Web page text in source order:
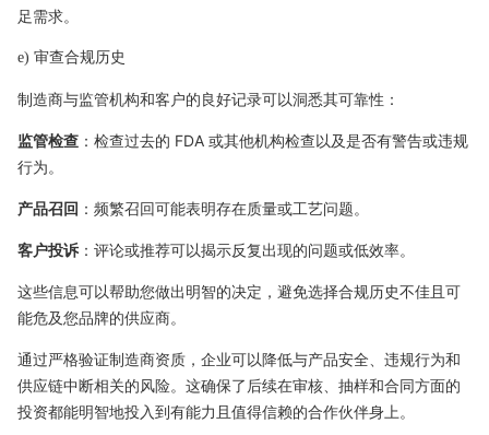
足需求。
e) 审查合规历史
制造商与监管机构和客户的良好记录可以洞悉其可靠性：
监管检查 ：检查过去的 FDA 或其他机构检查以及是否有警告或违规
行为。
产品召回 ：频繁召回可能表明存在质量或工艺问题。
客户投诉 ：评论或推荐可以揭示反复出现的问题或低效率。
这些信息可以帮助您做出明智的决定，避免选择合规历史不佳且可
能危及您品牌的供应商。
通过严格验证制造商资质，企业可以降低与产品安全、违规行为和
供应链中断相关的风险。这确保了后续在审核、抽样和合同方面的
投资都能明智地投入到有能力且值得信赖的合作伙伴身上。